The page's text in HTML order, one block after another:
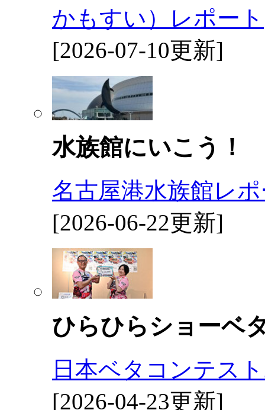
かもすい）レポート
[2026-07-10更新]
水族館にいこう！
名古屋港水族館レ
[2026-06-22更新]
ひらひらショーベ
日本ベタコンテス
[2026-04-23更新]